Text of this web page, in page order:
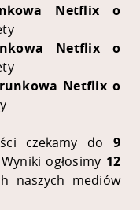
Netflix o
Netflix o
Netflix o
czekamy do 9
ogłosimy 12
naszych mediów